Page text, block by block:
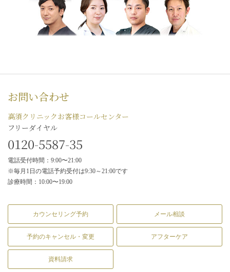
お問い合わせ
高須クリニックお客様コールセンター
フリーダイヤル
0120-5587-35
電話受付時間：9:00〜21:00
※毎月1日の電話予約受付は9:30～21:00です
診療時間：10:00〜19:00
カウンセリング予約 メール相談
予約のキャンセル・変更 アフターケア
資料請求